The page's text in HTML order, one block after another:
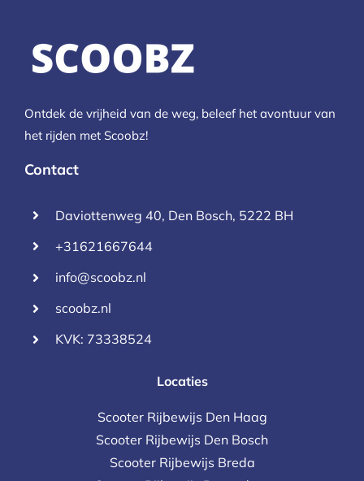
Ontdek de vrijheid van de weg, beleef het avontuur van
het rijden met Scoobz!
Contact
Daviottenweg 40, Den Bosch, 5222 BH
+31621667644
info@scoobz.nl
scoobz.nl
KVK: 73338524
Locaties
Scooter Rijbewijs Den Haag
Scooter Rijbewijs Den Bosch
Scooter Rijbewijs Breda